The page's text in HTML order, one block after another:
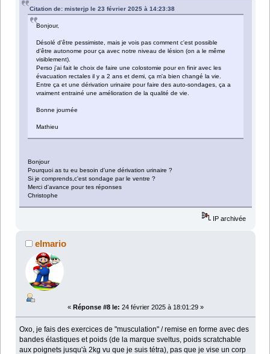
Citation de: misterjp le 23 février 2025 à 14:23:38
Bonjour,
Désolé d'être pessimiste, mais je vois pas comment c'est possible
d'être autonome pour ça avec notre niveau de lésion (on a le même
visiblement).
Perso j'ai fait le choix de faire une colostomie pour en finir avec les
évacuation rectales il y a 2 ans et demi, ça m'a bien changé la vie.
Entre ça et une dérivation urinaire pour faire des auto-sondages, ça a
vraiment entrainé une amélioration de la qualité de vie.
Bonne journée
Mathieu
Bonjour
Pourquoi as tu eu besoin d'une dérivation urinaire ?
Si je comprends,c'est sondage par le ventre ?
Merci d'avance pour tes réponses
Christophe
IP archivée
elmario
« Réponse #8 le: 24 février 2025 à 18:01:29 »
Oxo, je fais des exercices de "musculation" / remise en forme avec des
bandes élastiques et poids (de la marque sveltus, poids scratchable
aux poignets jusqu'à 2kg vu que je suis tétra), pas que je vise un corp